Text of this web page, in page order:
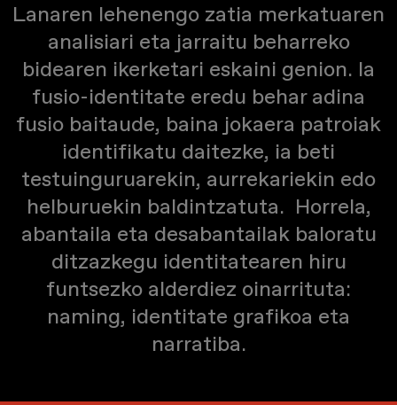
Lanaren lehenengo zatia merkatuaren
analisiari eta jarraitu beharreko
bidearen ikerketari eskaini genion. Ia
fusio-identitate eredu behar adina
fusio baitaude, baina jokaera patroiak
identifikatu daitezke, ia beti
testuinguruarekin, aurrekariekin edo
helburuekin baldintzatuta. Horrela,
abantaila eta desabantailak baloratu
ditzazkegu identitatearen hiru
funtsezko alderdiez oinarrituta:
naming, identitate grafikoa eta
narratiba.